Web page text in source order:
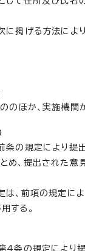
掲げる方法により
のほか、実施機関
の規定により提
め、提出された意
、前項の規定によ
する。
4条の規定により